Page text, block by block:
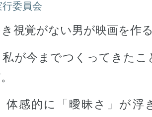
委員会
き視覚がない男が映画を作
が今までつくってきたこ
体感的に「曖昧さ」が浮